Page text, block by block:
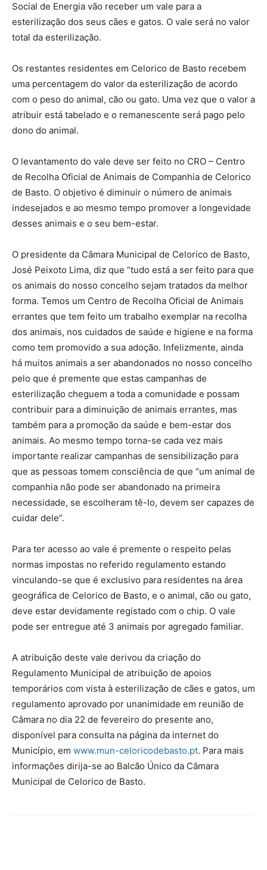
Social de Energia vão receber um vale para a
esterilização dos seus cães e gatos. O vale será no valor
total da esterilização.
Os restantes residentes em Celorico de Basto recebem
uma percentagem do valor da esterilização de acordo
com o peso do animal, cão ou gato. Uma vez que o valor a
atribuir está tabelado e o remanescente será pago pelo
dono do animal.
O levantamento do vale deve ser feito no CRO – Centro
de Recolha Oficial de Animais de Companhia de Celorico
de Basto. O objetivo é diminuir o número de animais
indesejados e ao mesmo tempo promover a longevidade
desses animais e o seu bem-estar.
O presidente da Câmara Municipal de Celorico de Basto,
José Peixoto Lima, diz que “tudo está a ser feito para que
os animais do nosso concelho sejam tratados da melhor
forma. Temos um Centro de Recolha Oficial de Animais
errantes que tem feito um trabalho exemplar na recolha
dos animais, nos cuidados de saúde e higiene e na forma
como tem promovido a sua adoção. Infelizmente, ainda
há muitos animais a ser abandonados no nosso concelho
pelo que é premente que estas campanhas de
esterilização cheguem a toda a comunidade e possam
contribuir para a diminuição de animais errantes, mas
também para a promoção da saúde e bem-estar dos
animais. Ao mesmo tempo torna-se cada vez mais
importante realizar campanhas de sensibilização para
que as pessoas tomem consciência de que “um animal de
companhia não pode ser abandonado na primeira
necessidade, se escolheram tê-lo, devem ser capazes de
cuidar dele”.
Para ter acesso ao vale é premente o respeito pelas
normas impostas no referido regulamento estando
vinculando-se que é exclusivo para residentes na área
geográfica de Celorico de Basto, e o animal, cão ou gato,
deve estar devidamente registado com o chip. O vale
pode ser entregue até 3 animais por agregado familiar.
A atribuição deste vale derivou da criação do
Regulamento Municipal de atribuição de apoios
temporários com vista à esterilização de cães e gatos, um
regulamento aprovado por unanimidade em reunião de
Câmara no dia 22 de fevereiro do presente ano,
disponível para consulta na página da internet do
Município, em www.mun-celoricodebasto.pt. Para mais
informações dirija-se ao Balcão Único da Câmara
Municipal de Celorico de Basto.